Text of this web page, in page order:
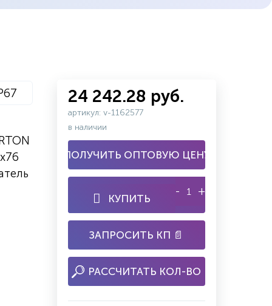
24 242.28 руб.
артикул: v-1162577
в наличии
ПОЛУЧИТЬ ОПТОВУЮ ЦЕНУ
КУПИТЬ
- +
ЗАПРОСИТЬ КП 📄
РАССЧИТАТЬ КОЛ-ВО